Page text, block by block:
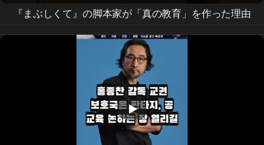
『まぶしくて』の脚本家が「真の教育」を作った理由